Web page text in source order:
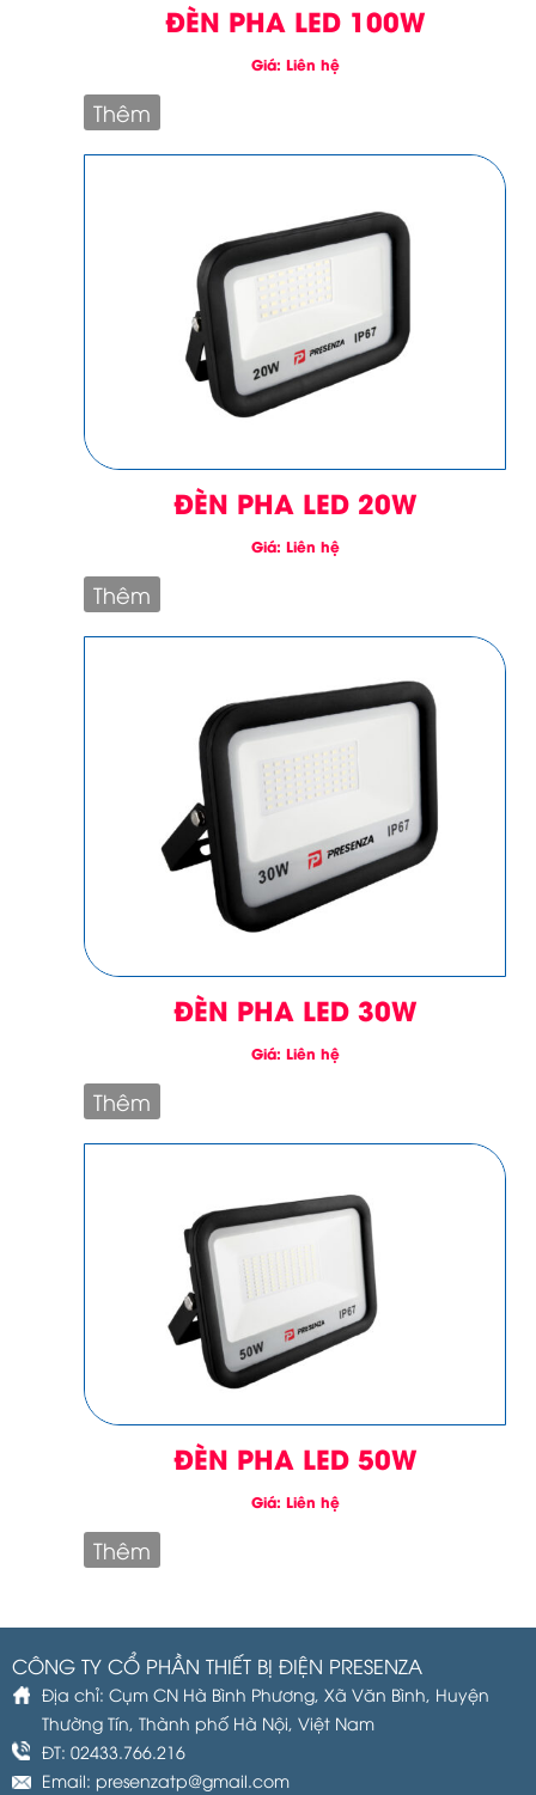
ĐÈN PHA LED 100W
Giá: Liên hệ
Thêm
ĐÈN PHA LED 20W
Giá: Liên hệ
Thêm
ĐÈN PHA LED 30W
Giá: Liên hệ
Thêm
ĐÈN PHA LED 50W
Giá: Liên hệ
Thêm
CÔNG TY CỔ PHẦN THIẾT BỊ ĐIỆN PRESENZA
Địa chỉ: Cụm CN Hà Bình Phương, Xã Văn Bình, Huyện
Thường Tín, Thành phố Hà Nội, Việt Nam
ĐT: 02433.766.216
Email: presenzatp@gmail.com